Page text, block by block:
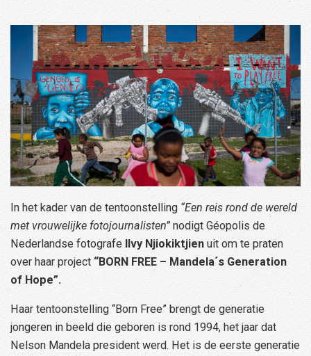
In het kader van de tentoonstelling “Een reis rond de wereld
met vrouwelijke fotojournalisten”nodigt Géopolis de
Nederlandse fotografe Ilvy Njiokiktjien uit om te praten
over haar project “BORN FREE – Mandela´s Generation
of Hope”.
Haar tentoonstelling “Born Free” brengt de generatie
jongeren in beeld die geboren is rond 1994, het jaar dat
Nelson Mandela president werd. Het is de eerste generatie